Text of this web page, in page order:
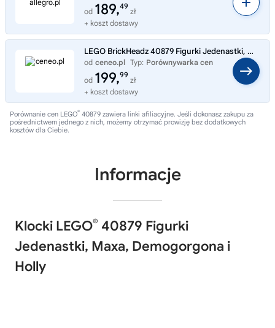
od 189,49
zł
+ koszt dostawy
LEGO BrickHeadz 40879 Figurki Jedenastki, Max, Demogorgona i Holly
od ceneo.pl Typ: Porównywarka cen
od 199,99
zł
+ koszt dostawy
Porównanie cen LEGO® 40879 zawiera linki afiliacyjne. Jeśli dokonasz zakupu za
pośrednictwem jednego z nich, możemy otrzymać prowizję bez dodatkowych
kosztów dla Ciebie.
Informacje
Klocki LEGO® 40879 Figurki
Jedenastki, Maxa, Demogorgona i
Holly